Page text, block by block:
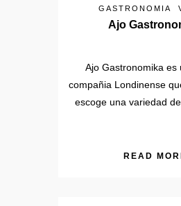
GASTRONOMIA
Ajo
Ajo Gastronomika es
compañia Londinense
escoge una variedad de
READ